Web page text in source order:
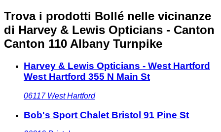
Trova i prodotti Bollé nelle vicinanze
di Harvey & Lewis Opticians - Canton
Canton 110 Albany Turnpike
Harvey & Lewis Opticians - West Hartford
West Hartford 355 N Main St
06117 West Hartford
Bob's Sport Chalet Bristol 91 Pine St